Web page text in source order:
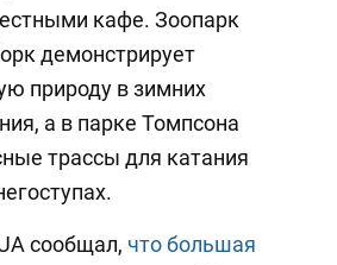
кафе. Зоопарк
демонстрирует
природу в зимних
а в парке Томпсона
трассы для катания
сообщал, что большая